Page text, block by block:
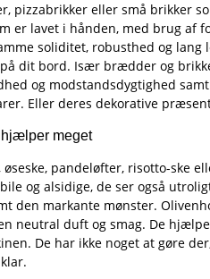
pizzabrikker eller små brikker
er lavet i hånden, med brug af
soliditet, robusthed og
dit bord. Især brædder og
og modstandsdygtighed
Eller deres dekorative
hjælper meget
pandeløfter, risotto-ske
og alsidige, de ser også
den markante mønster.
neutral duft og smag. De
De har ikke noget at gøre